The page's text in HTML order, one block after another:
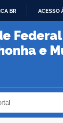
PARA
CONTEÚDO
BR ACESSO
Federal
e